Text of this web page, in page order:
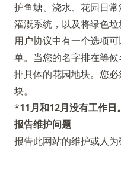
护鱼塘、浇水、花园日
灌溉系统，以及将绿色垃
用户协议中有一个选项
单。当您的名字排在等
排具体的花园地块。您
块。
*11月和12月没有工作日。
报告维护问题
报告此网站的维护或人